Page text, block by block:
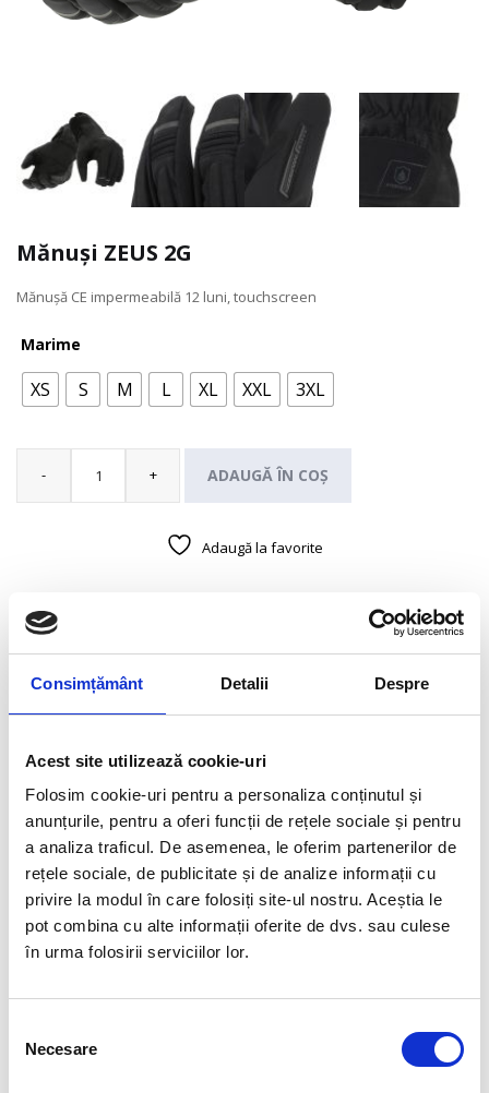
Consimțământ Detalii Despre
Acest site utilizează cookie-uri
Folosim cookie-uri pentru a personaliza conținutul și
anunțurile, pentru a oferi funcții de rețele sociale și pentru
a analiza traficul. De asemenea, le oferim partenerilor de
rețele sociale, de publicitate și de analize informații cu
privire la modul în care folosiți site-ul nostru. Aceștia le
pot combina cu alte informații oferite de dvs. sau culese
în urma folosirii serviciilor lor.
consimțământului
Necesare
Mănuși ZEUS 2G
Mănușă CE impermeabilă 12 luni, touchscreen
Marime
XS S M L XL XXL 3XL
-
Cantitate
Mănuși
2G
+ ADAUGĂ ÎN COȘ
Adaugă la favorite
DESCRIERE
Descriere Mănuși ZEUS 2G
– HYDROSCUD®: Membrană interioară 100% impermeabilă și
ventilată
– Material reflectorizant pe degetul mic și imprimeuri
reflectorizante pe degetul arătător, mijlociu și manșetă
– Protecții soft CPS aprobate pe monturi
– Inserții moi anti-abraziune în palmă
– Reglaj cu Velcro la încheietură
– Inserție de ștergere a vizierei în două straturi: permite
curățarea perfectă a vizierei și îndoirea degetului mare în mod
confortabil
65% Poliamidă – 25% Poliuretan – 10% Poliester – Căptușeală: